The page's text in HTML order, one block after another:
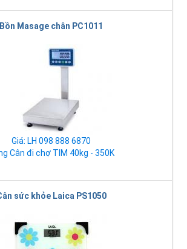
Bồn Masage chân PC1011
Giá: LH 098 888 6870
Cân đi chợ TIM 40kg - 350K
sức khỏe Laica PS1050